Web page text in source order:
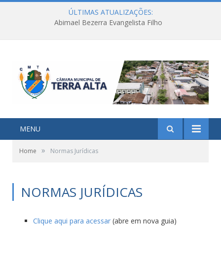
ÚLTIMAS ATUALIZAÇÕES:
Abimael Bezerra Evangelista Filho
MENU
Home » Normas Jurídicas
NORMAS JURÍDICAS
Clique aqui para acessar (abre em nova guia)